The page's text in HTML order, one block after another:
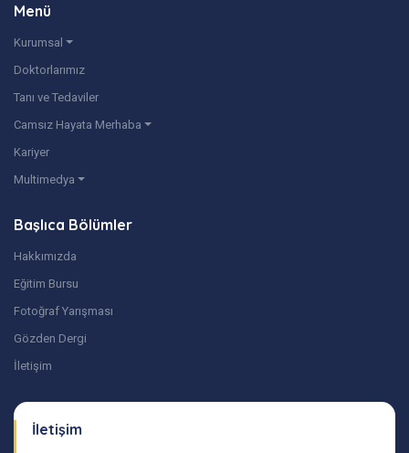
Menü
Kurumsal
Doktorlarımız
Tanı ve Tedaviler
Camsız Hayata Merhaba
Kariyer
Multimedya
Başlıca Bölümler
Hakkımızda
Eğitim Bursu
Fotoğraf Yarışması
Gözden Dergi
İletişim
İletişim